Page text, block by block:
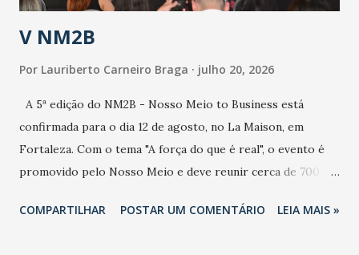
estratificação do risco da doença, para não so...
V NM2B
Por Lauriberto Carneiro Braga julho 20, 2026
A 5ª edição do NM2B - Nosso Meio to Business está
confirmada para o dia 12 de agosto, no La Maison, em
Fortaleza. Com o tema "A força do que é real", o evento é
promovido pelo Nosso Meio e deve reunir cerca de 700
e lideranças do Mercado Nacional. Desde 2022, o NM2B
COMPARTILHAR POSTAR UM COMENTÁRIO LEIA MAIS »